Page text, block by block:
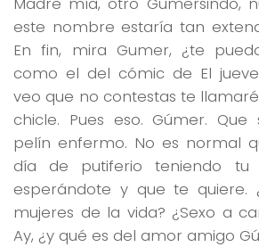
este nombre estaría tan
En fin, mira Gumer, ¿te
como el del cómic de El
veo que no contestas te
chicle. Pues eso. Gúmer.
pelín enfermo. No es normal
día de putiferio teniendo tu
esperándote y que te quiere.
mujeres de la vida? ¿Sexo a
Ay, ¿y qué es del amor amigo